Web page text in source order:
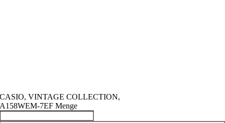
CASIO, VINTAGE COLLECTION,
A158WEM-7EF Menge